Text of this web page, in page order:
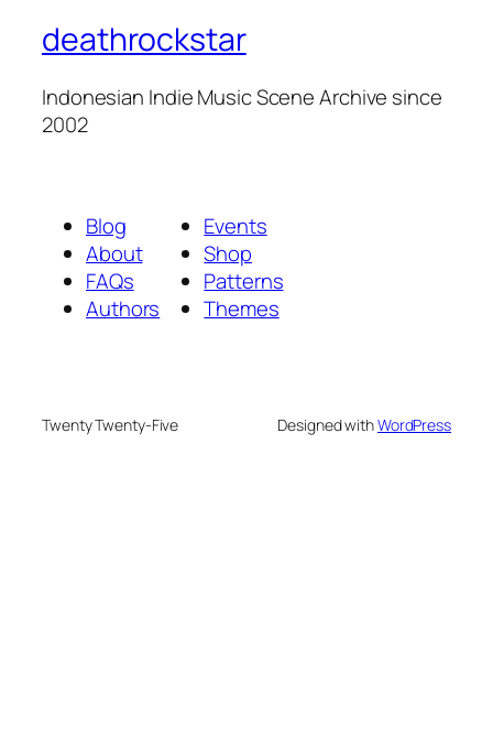
deathrockstar
Indonesian Indie Music Scene Archive since
2002
Blog
About
FAQs
Authors
Events
Shop
Patterns
Themes
Twenty Twenty-Five Designed withWordPress